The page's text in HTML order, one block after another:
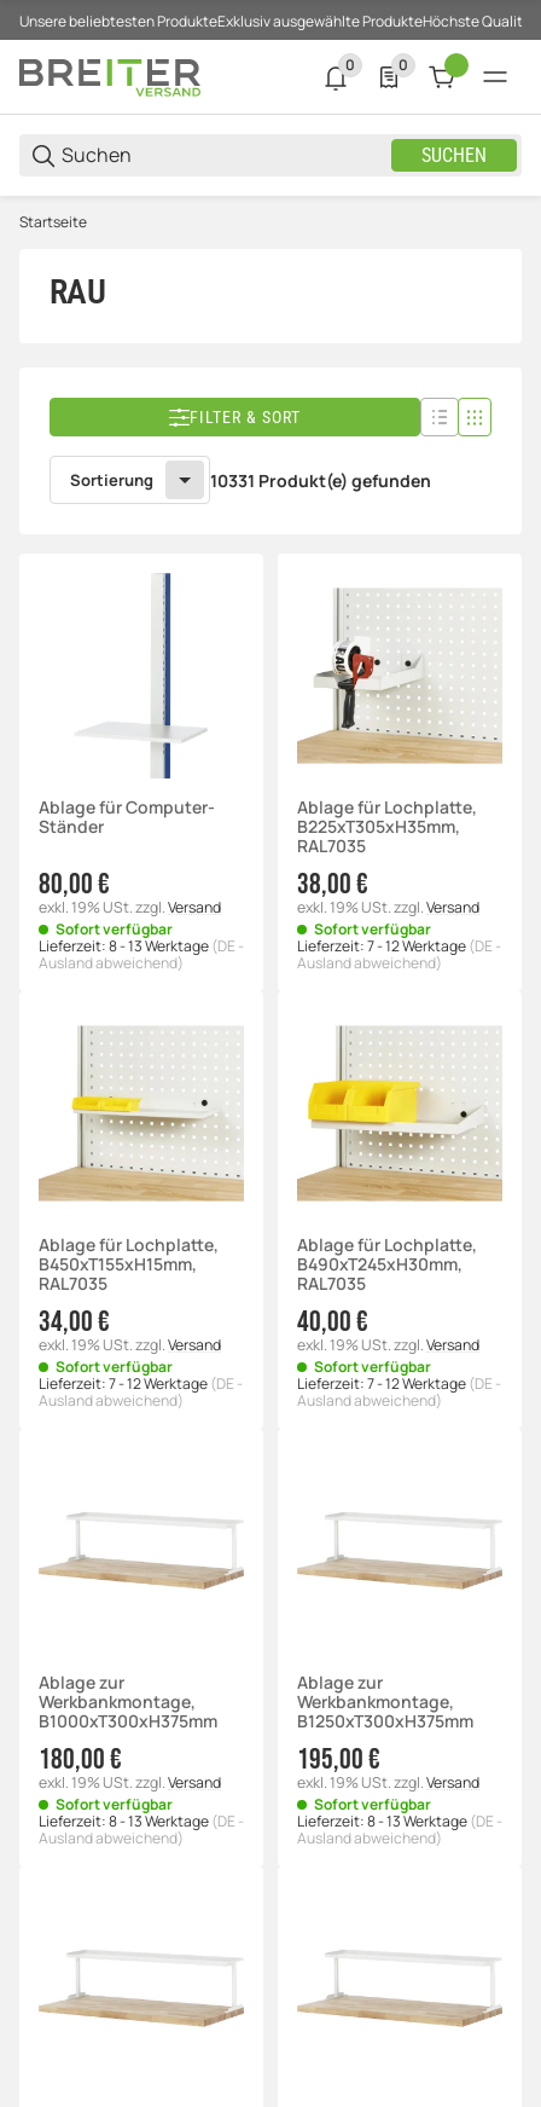
Unsere beliebtesten ProdukteExklusiv ausgewählte ProdukteHöchste Qualität
SUCHEN
0
0 neue Notifizierungen
0
0 Produkte in der
Startseite
RAU
FILTER & SORT
Sortierung 10331 Produkt(e) gefunden
Ablage für Computer-
Ständer
80,00 €
exkl. 19% USt.zzgl.Versand
Sofort verfügbar
Lieferzeit:8 - 13 Werktage(DE -
Ausland abweichend)
Ablage für Lochplatte,
B225xT305xH35mm,
RAL7035
38,00 €
exkl. 19% USt.zzgl.Versand
Sofort verfügbar
Lieferzeit:7 - 12 Werktage(DE -
Ausland abweichend)
Ablage für Lochplatte,
B450xT155xH15mm,
RAL7035
34,00 €
exkl. 19% USt.zzgl.Versand
Sofort verfügbar
Lieferzeit:7 - 12 Werktage(DE -
Ausland abweichend)
Ablage für Lochplatte,
B490xT245xH30mm,
RAL7035
40,00 €
exkl. 19% USt.zzgl.Versand
Sofort verfügbar
Lieferzeit:7 - 12 Werktage(DE -
Ausland abweichend)
Ablage zur
Werkbankmontage,
B1000xT300xH375mm
180,00 €
exkl. 19% USt.zzgl.Versand
Sofort verfügbar
Lieferzeit:8 - 13 Werktage(DE -
Ausland abweichend)
Ablage zur
Werkbankmontage,
B1250xT300xH375mm
195,00 €
exkl. 19% USt.zzgl.Versand
Sofort verfügbar
Lieferzeit:8 - 13 Werktage(DE -
Ausland abweichend)